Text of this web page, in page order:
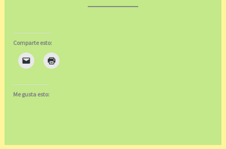
Comparte esto:
Me gusta esto: